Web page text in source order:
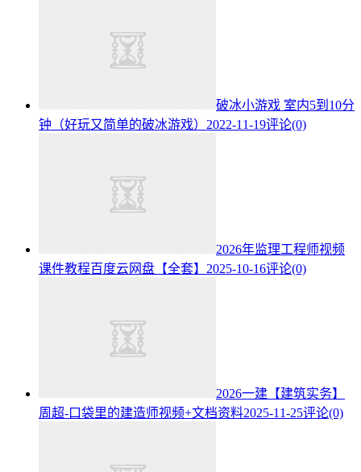
破冰小游戏 室内5到10分
钟（好玩又简单的破冰游戏） 2022-11-19评论(0)
2026年监理工程师视频
课件教程百度云网盘【全套】 2025-10-16评论(0)
2026一建【建筑实务】
周超-口袋里的建造师视频+文档资料2025-11-25评论(0)